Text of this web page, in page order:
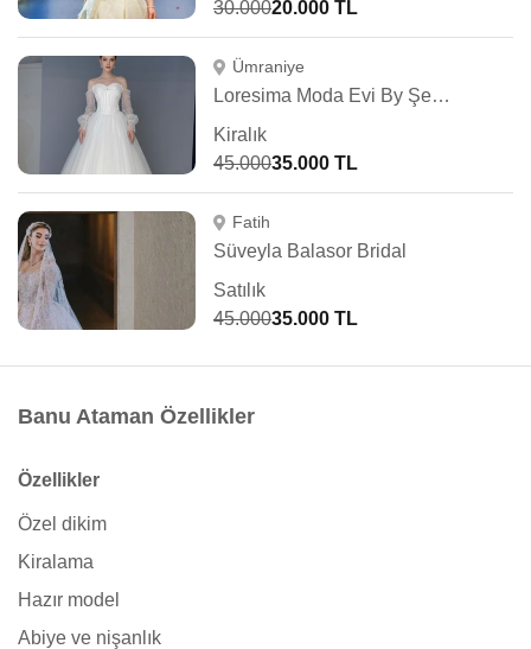
30.00020.000 TL
Ümraniye
Loresima Moda Evi By Şennur Kosif
Kiralık
45.00035.000 TL
Fatih
Süveyla Balasor Bridal
Satılık
45.00035.000 TL
Banu Ataman Özellikler
Özellikler
Özel dikim
Kiralama
Hazır model
Abiye ve nişanlık